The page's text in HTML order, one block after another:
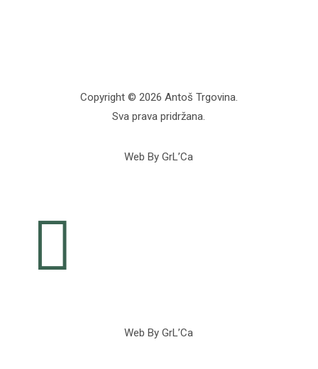
Copyright © 2026 Antoš Trgovina.
Sva prava pridržana.
Web By GrL’Ca

Web By GrL’Ca